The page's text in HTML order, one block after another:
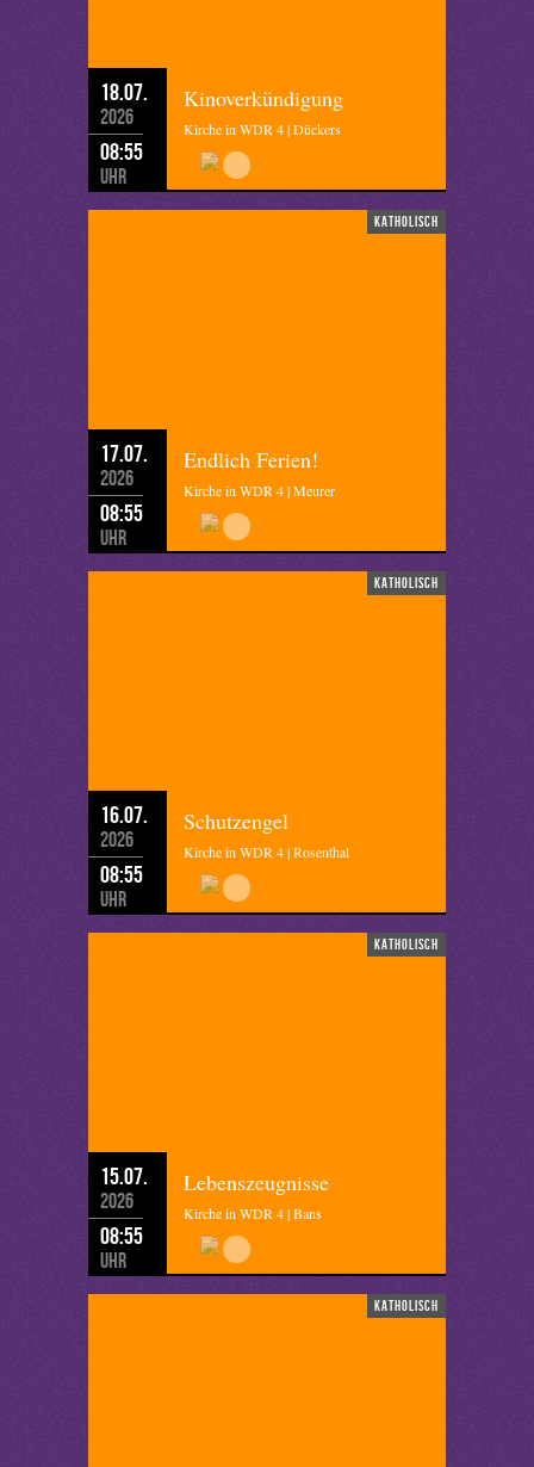
18.07.
2026
08:55
Uhr
Kinoverkündigung
Kirche in WDR 4 | Dückers
katholisch
17.07.
2026
08:55
Uhr
Endlich Ferien!
Kirche in WDR 4 | Meurer
katholisch
16.07.
2026
08:55
Uhr
Schutzengel
Kirche in WDR 4 | Rosenthal
katholisch
15.07.
2026
08:55
Uhr
Lebenszeugnisse
Kirche in WDR 4 | Bans
katholisch